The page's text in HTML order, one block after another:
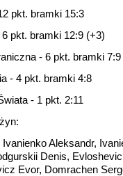
pkt. bramki 15:3
pkt. bramki 12:9 (+3)
- 6 pkt. bramki 7:9
- 4 pkt. bramki 4:8
- 1 pkt. 2:11
Aleksandr,
Denis,
Evor, Domrachen